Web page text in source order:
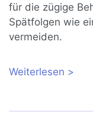
für die zügige
Spätfolgen wie
vermeiden.
Weiterlesen über